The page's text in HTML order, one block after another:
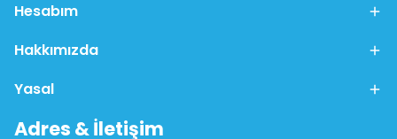
Hesabım
Hakkımızda
Yasal
Adres & İletişim